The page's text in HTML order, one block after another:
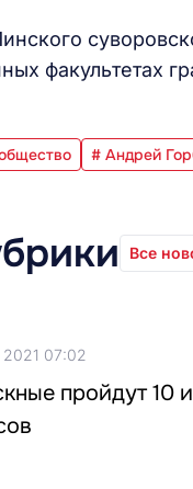
факультетах
# Андрей
Все
07:02
пройдут 10